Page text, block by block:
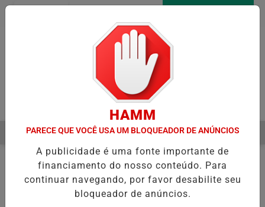
Pesquisar Notícia
RECUPERAÇÃO FISCAL PARA EQUILIBRAR CONTAS PÚBLICAS
EM ALTA
MENU
HAMM
PARECE QUE VOCÊ USA UM BLOQUEADOR DE ANÚNCIOS
A publicidade é uma fonte importante de
financiamento do nosso conteúdo. Para
continuar navegando, por favor desabilite seu
bloqueador de anúncios.